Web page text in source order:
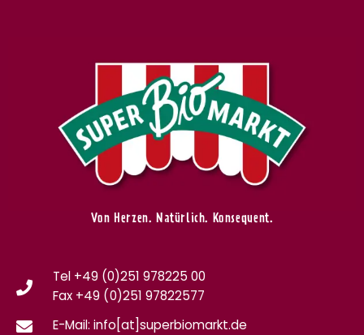
Von Herzen. Natürlich. Konsequent.
Tel +49 (0)251 978225 00
Fax +49 (0)251 97822577
E-Mail: info[at]superbiomarkt.de